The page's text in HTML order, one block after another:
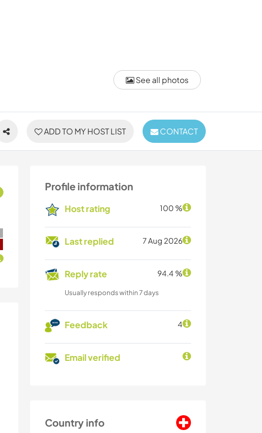
See all photos
ADD TO MY HOST LIST CONTACT
Profile information
Host rating 100 %
Last replied 7 Aug 2026
Reply rate 94.4 %
Usually responds within 7 days
Feedback 4
Email verified
Country info